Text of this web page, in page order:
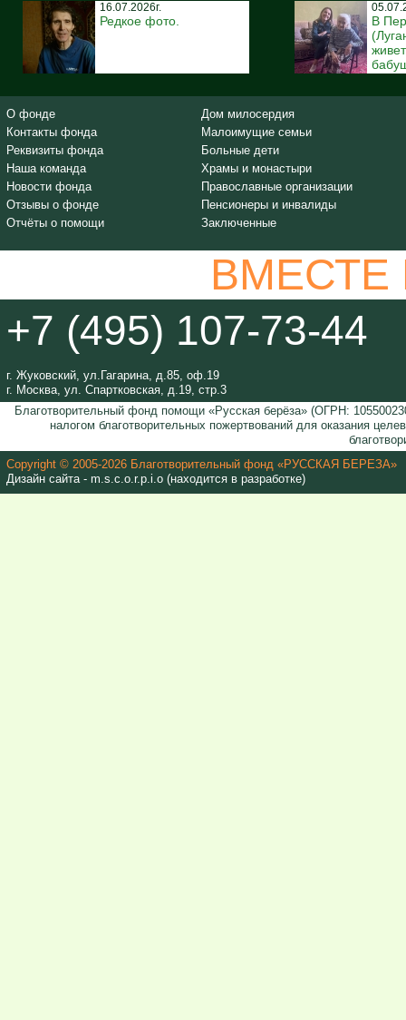
16.07.2026г.
Редкое фото.
В
О фонде
Контакты фонда
Реквизиты фонда
Наша команда
Новости фонда
Отзывы о фонде
Отчёты о помощи
Дом милосердия
Малоимущие семьи
Больные дети
Храмы и монастыри
Православные организации
Пенсионеры и инвалиды
Заключенные
+7 (495) 107-73-44
г. Жуковский, ул.Гагарина, д.85, оф.19
г. Москва, ул. Спартковская, д.19, стр.3
Благотворительный фонд помощи «Русская берёза» (ОГРН:
налогом благотворительных пожертвований для оказания
Copyright © 2005-2026 Благотворительный фонд «РУССКАЯ БЕРЕЗА»
Дизайн сайта - m.s.c.o.r.p.i.o (находится в разработке)